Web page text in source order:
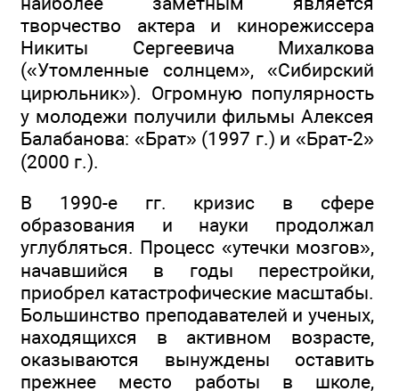
творчество актера и кинорежиссера
Никиты Сергеевича Михалкова
(«Утомленные солнцем», «Сибирский
цирюльник»). Огромную популярность
у молодежи получили фильмы Алексея
Балабанова: «Брат» (1997 г.) и «Брат-2»
(2000 г.).
В 1990-е гг. кризис в сфере
образования и науки продолжал
углубляться. Процесс «утечки мозгов»,
начавшийся в годы перестройки,
приобрел катастрофические масштабы.
Большинство преподавателей и ученых,
находящихся в активном возрасте,
оказываются вынуждены оставить
прежнее место работы в школе,